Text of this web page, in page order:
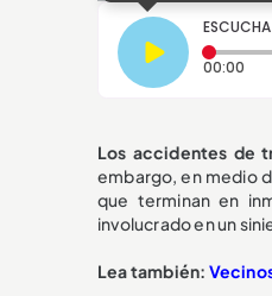
ESCUCHA
00:00
Los accidentes de
embargo, en medio
que terminan en
involucrado en un
Lea también: